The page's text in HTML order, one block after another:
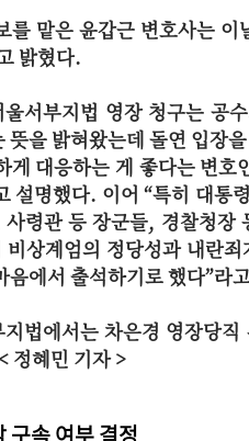
를 맡은 윤갑근 변호사는
밝혔다.
서부지법 영장 청구는 공
을 밝혀왔는데 돌연 입장
게 대응하는 게 좋다는 변
설명했다. 이어 “특히 대통
령관 등 장군들, 경찰청장
상계엄의 정당성과 내란
음에서 출석하기로 했다”라
법에서는 차은경 영장당
정혜민 기자 >
구속 여부 결정